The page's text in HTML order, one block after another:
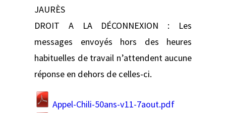
JAURÈS
DROIT A LA DÉCONNEXION : Les
messages envoyés hors des heures
habituelles de travail n’attendent aucune
réponse en dehors de celles-ci.
Appel-Chili-50ans-v11-7aout.pdf